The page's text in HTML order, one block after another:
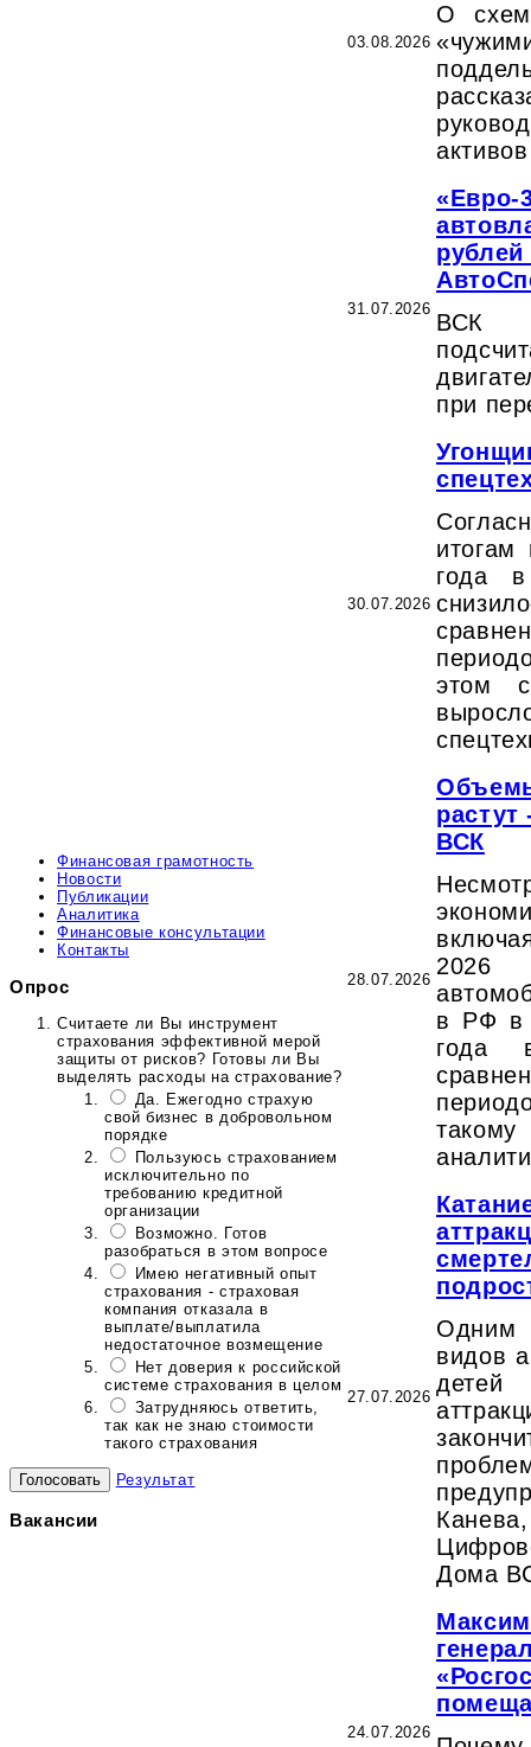
Финансовая грамотность
Новости
Публикации
Аналитика
Финансовые консультации
Контакты
Опрос
Считаете ли Вы инструмент
страхования эффективной мерой
защиты от рисков? Готовы ли Вы
выделять расходы на страхование?
Да. Ежегодно страхую
свой бизнес в добровольном
порядке
Пользуюсь страхованием
исключительно по
требованию кредитной
организации
Возможно. Готов
разобраться в этом вопросе
Имею негативный опыт
страхования - страховая
компания отказала в
выплате/выплатила
недостаточное возмещение
Нет доверия к российской
системе страхования в целом
Затрудняюсь ответить,
так как не знаю стоимости
такого страхования
Результат
Вакансии
03.08.2026
О
31.07.2026
«Евро-
ВСК
при
30.07.2026
итогам
года
этом
28.07.2026
ВСК
в РФ в
года
27.07.2026
видов
Дома
24.07.2026